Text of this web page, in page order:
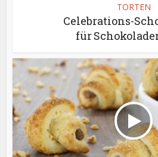
TORTEN
Celebrations-
für